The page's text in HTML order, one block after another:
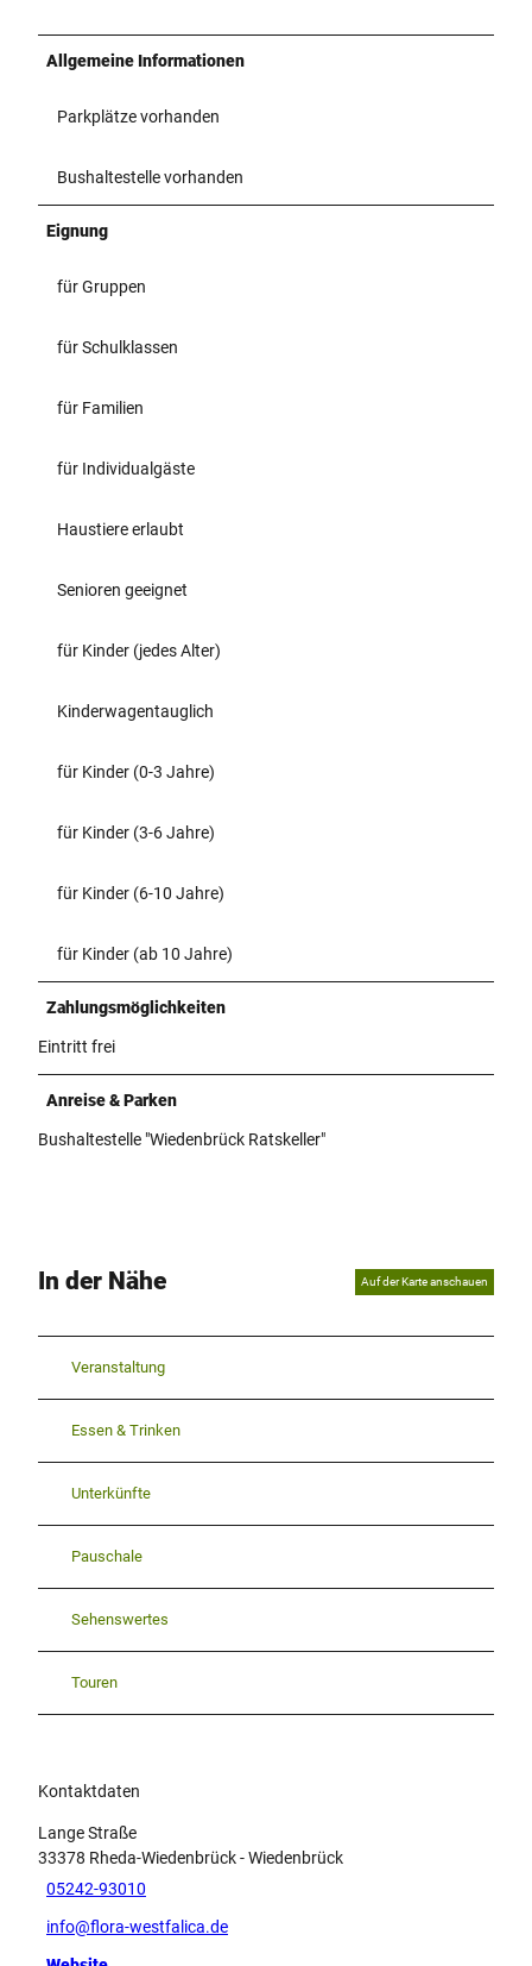
Allgemeine Informationen
Parkplätze vorhanden
Bushaltestelle vorhanden
Eignung
für Gruppen
für Schulklassen
für Familien
für Individualgäste
Haustiere erlaubt
Senioren geeignet
für Kinder (jedes Alter)
Kinderwagentauglich
für Kinder (0-3 Jahre)
für Kinder (3-6 Jahre)
für Kinder (6-10 Jahre)
für Kinder (ab 10 Jahre)
Zahlungsmöglichkeiten
Eintritt frei
Anreise & Parken
Bushaltestelle "Wiedenbrück Ratskeller"
In der Nähe Auf der Karte anschauen
Veranstaltung
Essen & Trinken
Unterkünfte
Pauschale
Sehenswertes
Touren
Kontaktdaten
Lange Straße
33378 Rheda-Wiedenbrück- Wiedenbrück
05242-93010
info@flora-westfalica.de